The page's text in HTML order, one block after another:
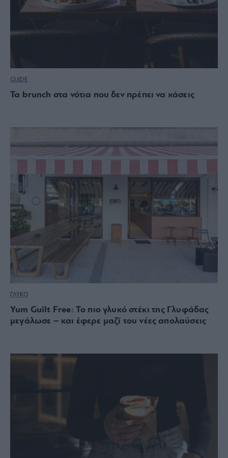
GUIDE
Τα brunch στα νότια που δεν πρέπει να χάσεις
ΓΛΥΚΟ
Yum Guilt Free: Το πιο γλυκό στέκι της Γλυφάδας
μεγάλωσε – και έφερε μαζί του νέες απολαύσεις